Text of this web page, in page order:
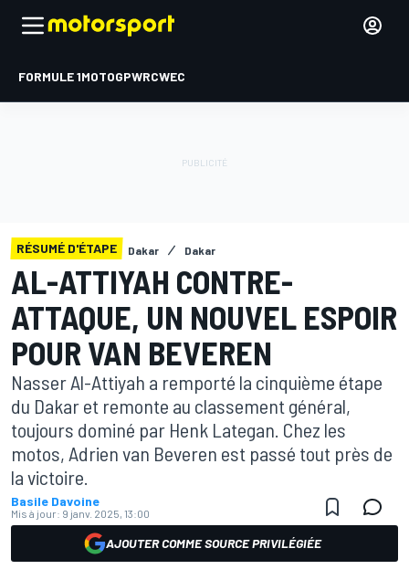
FORMULE 1MOTOGPWRCWEC
RÉSUMÉ D'ÉTAPE Dakar Dakar
AL-ATTIYAH CONTRE-
ATTAQUE, UN NOUVEL ESPOIR
POUR VAN BEVEREN
Nasser Al-Attiyah a remporté la cinquième étape
du Dakar et remonte au classement général,
toujours dominé par Henk Lategan. Chez les
motos, Adrien van Beveren est passé tout près de
la victoire.
Basile Davoine
Mis à jour: 9 janv. 2025, 13:00
AJOUTER COMME SOURCE PRIVILÉGIÉE